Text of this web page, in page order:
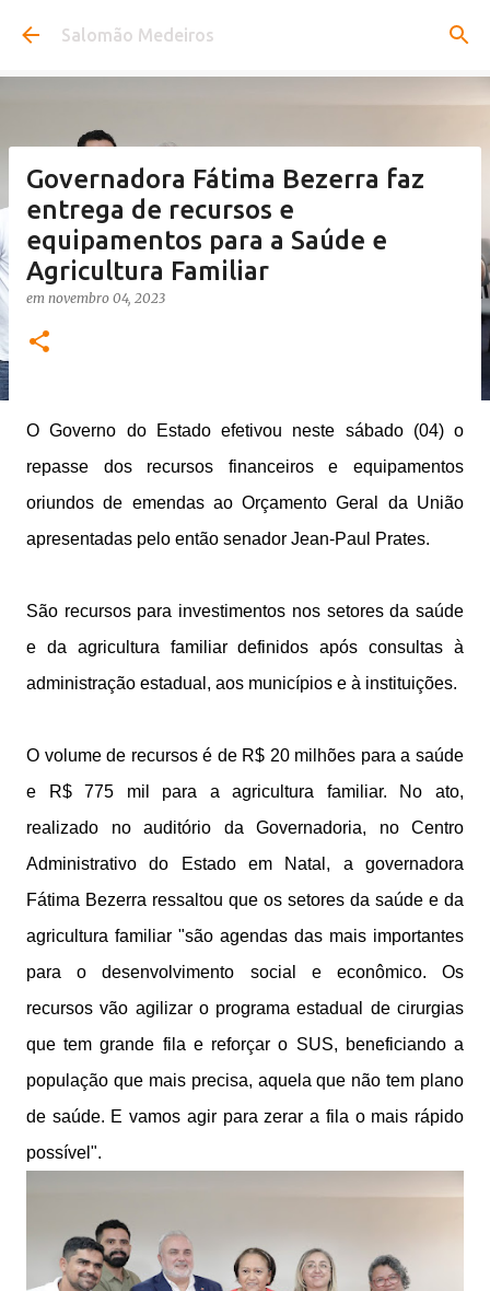
Pular para o conteúdo principal
Salomão Medeiros
Governadora Fátima Bezerra faz
entrega de recursos e
equipamentos para a Saúde e
Agricultura Familiar
em novembro 04, 2023
O Governo do Estado efetivou neste sábado (04) o
repasse dos recursos financeiros e equipamentos
oriundos de emendas ao Orçamento Geral da União
apresentadas pelo então senador Jean-Paul Prates.
São recursos para investimentos nos setores da saúde
e da agricultura familiar definidos após consultas à
administração estadual, aos municípios e à instituições.
O volume de recursos é de R$ 20 milhões para a saúde
e R$ 775 mil para a agricultura familiar. No ato,
realizado no auditório da Governadoria, no Centro
Administrativo do Estado em Natal, a governadora
Fátima Bezerra ressaltou que os setores da saúde e da
agricultura familiar "são agendas das mais importantes
para o desenvolvimento social e econômico. Os
recursos vão agilizar o programa estadual de cirurgias
que tem grande fila e reforçar o SUS, beneficiando a
população que mais precisa, aquela que não tem plano
de saúde. E vamos agir para zerar a fila o mais rápido
possível".